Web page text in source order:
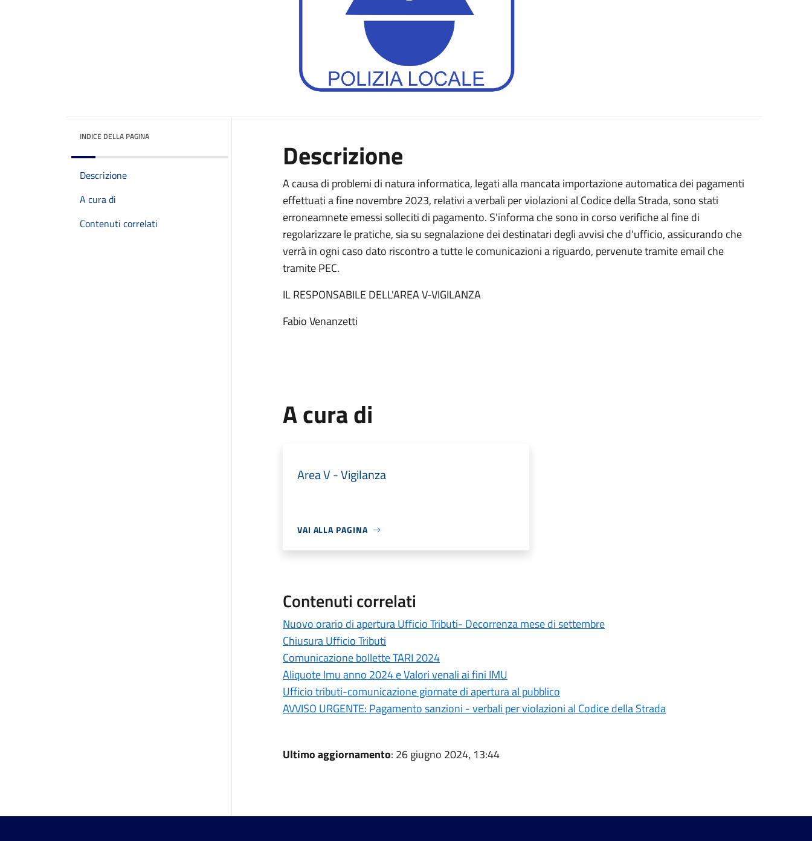
INDICE DELLA PAGINA
Descrizione
A cura di
Contenuti correlati
Descrizione
A causa di problemi di natura informatica, legati alla mancata importazione automatica dei pagamenti
effettuati a fine novembre 2023, relativi a verbali per violazioni al Codice della Strada, sono stati
erroneamnete emessi solleciti di pagamento. S'informa che sono in corso verifiche al fine di
regolarizzare le pratiche, sia su segnalazione dei destinatari degli avvisi che d'ufficio, assicurando che
verrà in ogni caso dato riscontro a tutte le comunicazioni a riguardo, pervenute tramite email che
tramite PEC.
IL RESPONSABILE DELL'AREA V-VIGILANZA
Fabio Venanzetti
A cura di
Area V - Vigilanza
VAI ALLA PAGINA
Contenuti correlati
Nuovo orario di apertura Ufficio Tributi- Decorrenza mese di settembre
Chiusura Ufficio Tributi
Comunicazione bollette TARI 2024
Aliquote Imu anno 2024 e Valori venali ai fini IMU
Ufficio tributi-comunicazione giornate di apertura al pubblico
AVVISO URGENTE: Pagamento sanzioni - verbali per violazioni al Codice della Strada
Ultimo aggiornamento: 26 giugno 2024, 13:44